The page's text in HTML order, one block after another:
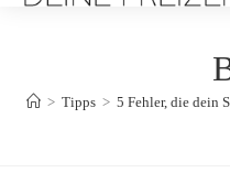
> Tipps > 5 Fehler, die dein